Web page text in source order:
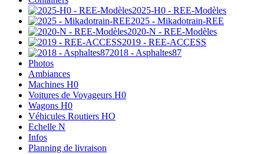
2025-H0 - REE-Modèles
2025 - Mikadotrain-REE
2020-N - REE-Modèles
2019 - REE-ACCESS
2018 - Asphaltes87
Photos
Ambiances
Machines H0
Voitures de Voyageurs H0
Wagons H0
Véhicules Routiers HO
Echelle N
Infos
Planning de livraison